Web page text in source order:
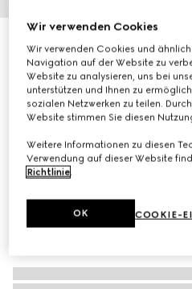
GUCCI 25H Uhr, 30 mm
₺89.100
Wir verwenden Cookies
Wir verwenden Cookies und
Navigation auf der Website zu
Website zu analysieren, uns bei
unterstützen und Ihnen zu
sozialen Netzwerken zu teilen.
Website stimmen Sie diesen
Weitere Informationen zu diesen
Verwendung auf dieser Website
Richtlinie.
COOKIE-
OK